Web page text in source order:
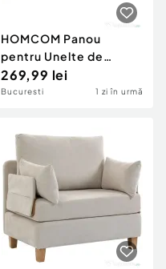
HOMCOM Panou
pentru Unelte de
Perete cu Cârlige,
Negru și Roșu
269,99 lei
Bucuresti 1 zi în urmă